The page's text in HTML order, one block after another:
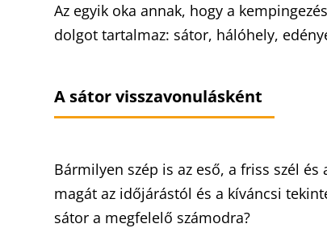
Az egyik oka annak, hogy a
dolgot tartalmaz: sátor, hálóhely,
A sátor visszavonulásként
Bármilyen szép is az eső, a friss szél
magát az időjárástól és a kíváncsi
sátor a megfelelő számodra?